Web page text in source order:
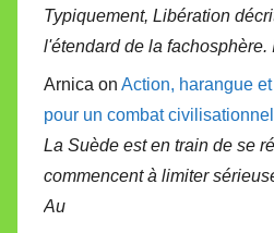
Typiquement, Libération
l'étendard de la fachosphère.
Arnica on Action, harangue
pour un combat civilisationnel
La Suède est en train de se
commencent à limiter
Au